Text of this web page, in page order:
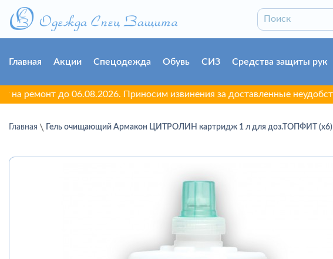
Главная Акции Спецодежда Обувь СИЗ Средства защиты рук
до 06.08.2026. Приносим извинения за доставленные неудобства.
Главная Гель очищающий Армакон ЦИТРОЛИН картридж 1 л для доз.ТОПФИТ (х6)